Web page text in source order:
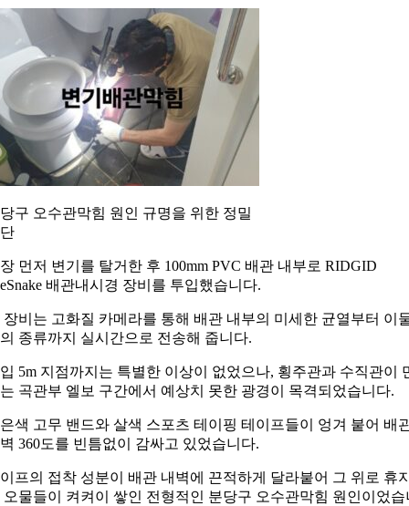
구 오수관막힘 원인 규명을 위한 정밀
먼저 변기를 탈거한 후 100mm PVC 배관 내부로 RIDGID
배관내시경 장비를 투입했습니다.
장비는 고화질 카메라를 통해 배관 내부의 미세한 균열부터 이
종류까지 실시간으로 전송해 줍니다.
5m 지점까지는 특별한 이상이 없었으나, 횡주관과 수직관이
곡관부 엘보 구간에서 예상치 못한 광경이 목격되었습니다.
색 고무 밴드와 살색 스포츠 테이핑 테이프들이 엉겨 붙어 배
360도를 빈틈없이 감싸고 있었습니다.
프의 접착 성분이 배관 내벽에 끈적하게 달라붙어 그 위로 휴
오물들이 켜켜이 쌓인 전형적인 분당구 오수관막힘 원인이었습